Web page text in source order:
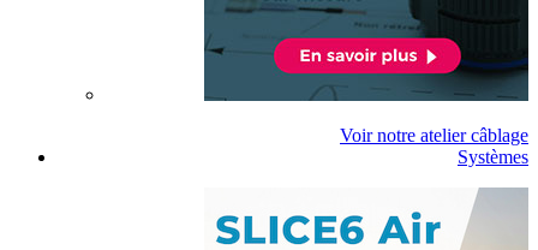
Voir notre atelier câblage
Systèmes